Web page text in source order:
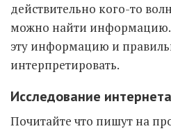
действительно кого-то
можно найти информацию.
эту информацию и
интерпретировать.
Исследование интернета
Почитайте что пишут на